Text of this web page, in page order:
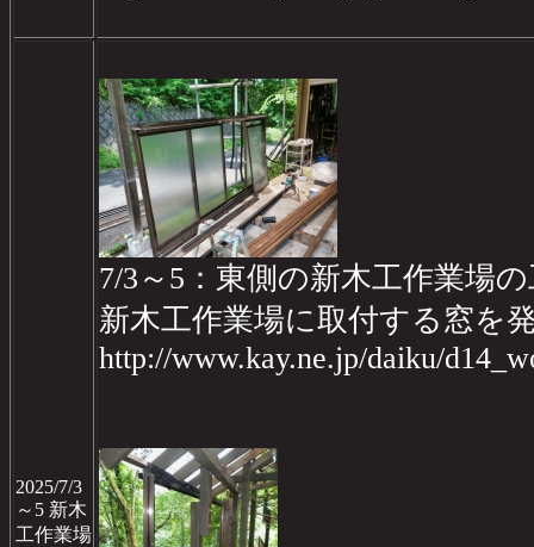
2025/7/3
～5 新木
工作業場
7/3～5：東側の新木工作業場の
新木工作業場に取付する窓を
http://www.kay.ne.jp/daiku/